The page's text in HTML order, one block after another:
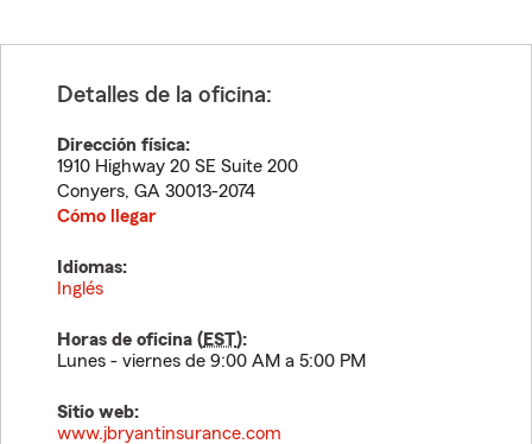
Detalles de la oficina:
Dirección física:
1910 Highway 20 SE Suite 200
Conyers, GA 30013-2074
Cómo llegar
Idiomas:
Inglés
Horas de oficina (EST):
Lunes - viernes de 9:00 AM a 5:00 PM
Sitio web:
www.jbryantinsurance.com